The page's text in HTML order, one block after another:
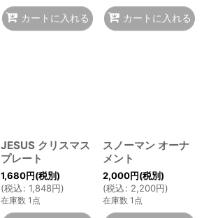
カートに入れる カートに入れる
JESUS クリスマス
プレート
1,680円(税別)
(税込: 1,848円)
在庫数 1点
スノーマン オーナ
メント
2,000円(税別)
(税込: 2,200円)
在庫数 1点